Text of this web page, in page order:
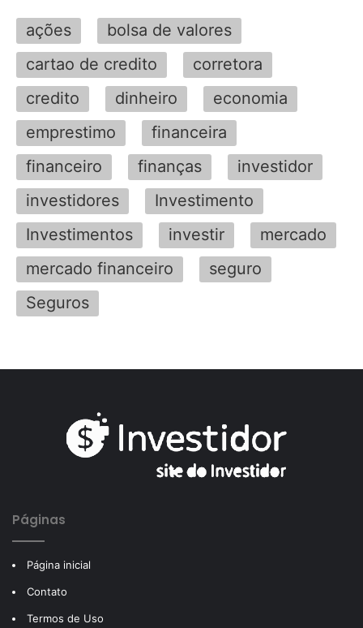
ações
bolsa de valores
cartao de credito
corretora
credito
dinheiro
economia
emprestimo
financeira
financeiro
finanças
investidor
investidores
Investimento
Investimentos
investir
mercado
mercado financeiro
seguro
Seguros
Páginas
Página inicial
Contato
Termos de Uso